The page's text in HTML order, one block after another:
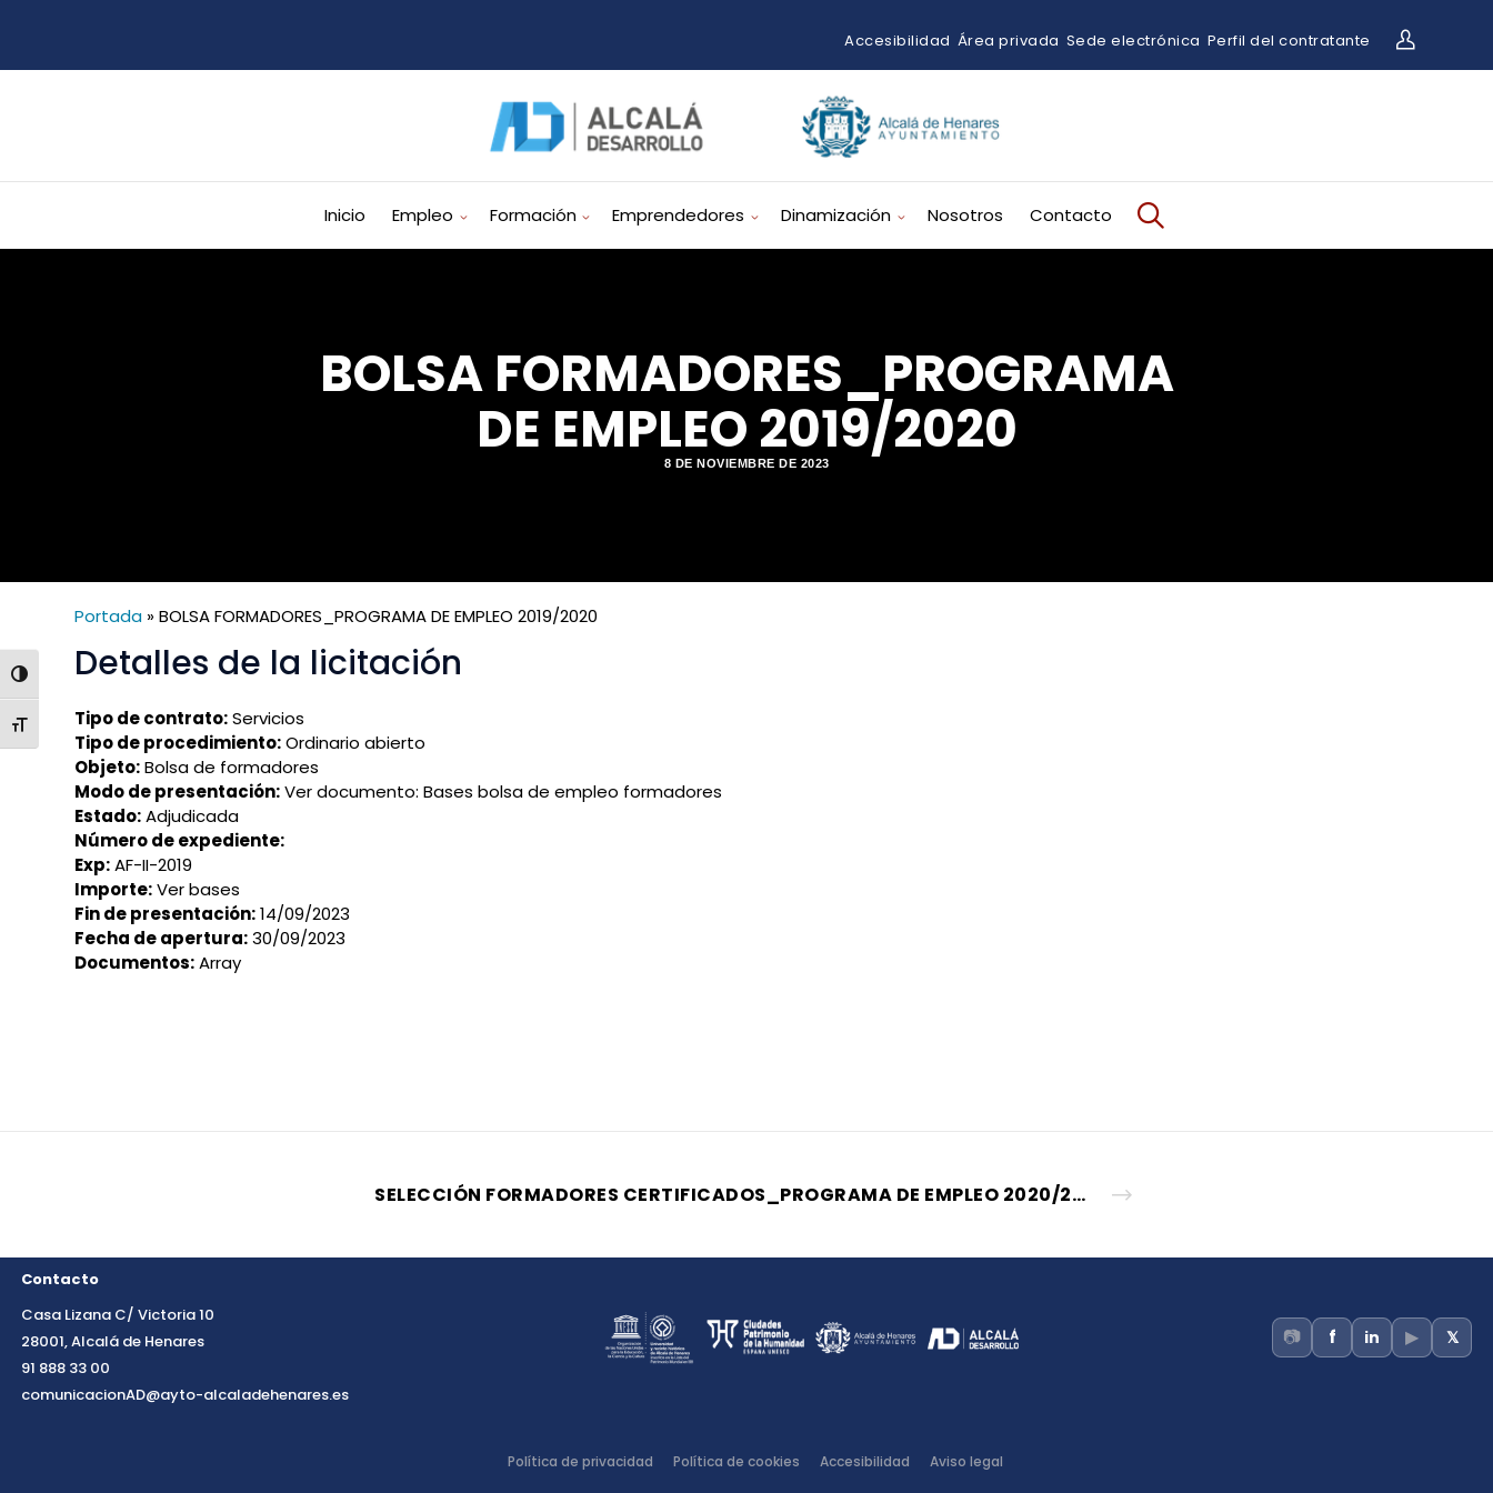
ALTERNAR ALTO CONTRASTE
ALTERNAR TAMAÑO DE LETRA
Accesibilidad Área privada Sede electrónica Perfil del contratante
Inicio Empleo Formación Emprendedores Dinamización Nosotros Contacto
BOLSA FORMADORES_PROGRAMA
DE EMPLEO 2019/2020
8 DE NOVIEMBRE DE 2023
Portada »BOLSA FORMADORES_PROGRAMA DE EMPLEO 2019/2020
Detalles de la licitación
Tipo de contrato:Servicios
Tipo de procedimiento:Ordinario abierto
Objeto:Bolsa de formadores
Modo de presentación:Ver documento: Bases bolsa de empleo formadores
Estado:Adjudicada
Número de expediente:
Exp:AF-II-2019
Importe:Ver bases
Fin de presentación:14/09/2023
Fecha de apertura:30/09/2023
Documentos:Array
SELECCIÓN FORMADORES CERTIFICADOS_PROGRAMA DE EMPLEO 2020/2021
Contacto
Casa Lizana C/ Victoria 10
28001, Alcalá de Henares
91 888 33 00
comunicacionAD@ayto-alcaladehenares.es
📷 f in ▶ 𝕏
Política de privacidad Política de cookies Accesibilidad Aviso legal